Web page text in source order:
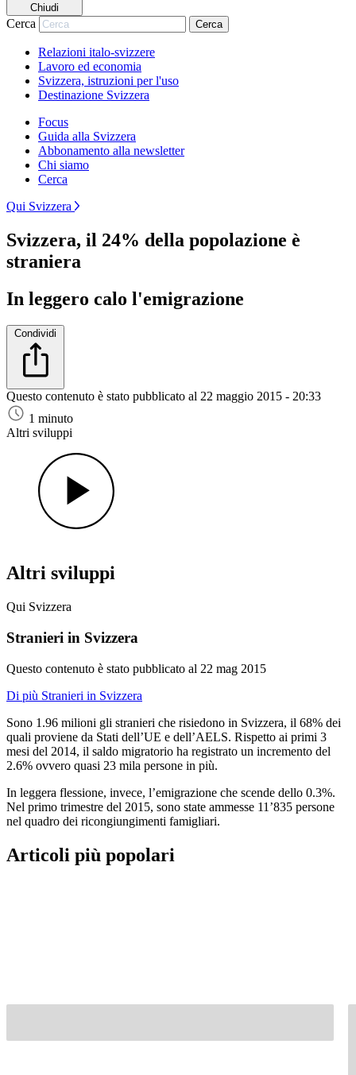
Chiudi
Cerca Cerca
Relazioni italo-svizzere
Lavoro ed economia
Svizzera, istruzioni per l'uso
Destinazione Svizzera
Focus
Guida alla Svizzera
Abbonamento alla newsletter
Chi siamo
Cerca
Qui Svizzera
Svizzera, il 24% della popolazione è
straniera
In leggero calo l'emigrazione
Condividi
Questo contenuto è stato pubblicato al 22 maggio 2015 - 20:33
1 minuto
Altri sviluppi
Altri sviluppi
Qui Svizzera
Stranieri in Svizzera
Questo contenuto è stato pubblicato al 22 mag 2015
Di più Stranieri in Svizzera
Sono 1.96 milioni gli stranieri che risiedono in Svizzera, il 68% dei
quali proviene da Stati dell’UE e dell’AELS. Rispetto ai primi 3
mesi del 2014, il saldo migratorio ha registrato un incremento del
2.6% ovvero quasi 23 mila persone in più.
In leggera flessione, invece, l’emigrazione che scende dello 0.3%.
Nel primo trimestre del 2015, sono state ammesse 11’835 persone
nel quadro dei ricongiungimenti famigliari.
Articoli più popolari